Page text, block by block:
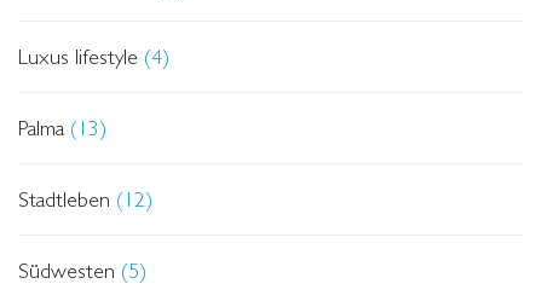
Luxus lifestyle (4)
Palma(13)
Stadtleben (12)
Südwesten (5)